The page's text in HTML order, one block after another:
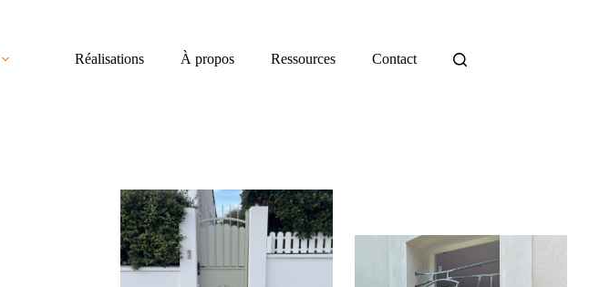
Réalisations À propos Ressources Contact